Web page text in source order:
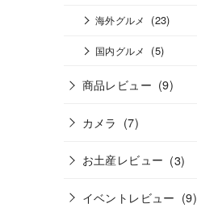
海外グルメ (23)
国内グルメ (5)
商品レビュー (9)
カメラ (7)
お土産レビュー (3)
イベントレビュー (9)